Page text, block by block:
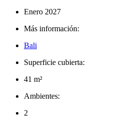
Enero 2027
Más información:
Bali
Superficie cubierta:
41 m²
Ambientes:
2